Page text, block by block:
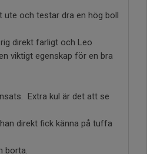
ute och testar dra en hög boll
direkt farligt och Leo
viktigt egenskap för en bra
Extra kul är det att se
direkt fick känna på tuffa
borta.